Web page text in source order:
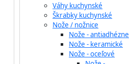
Váhy kuchynské
Škrabky kuchynské
Nože / nožnice
Nože - antiadhézne
Nože - keramické
Nože - oceľové